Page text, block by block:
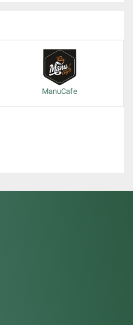
ManuCafe